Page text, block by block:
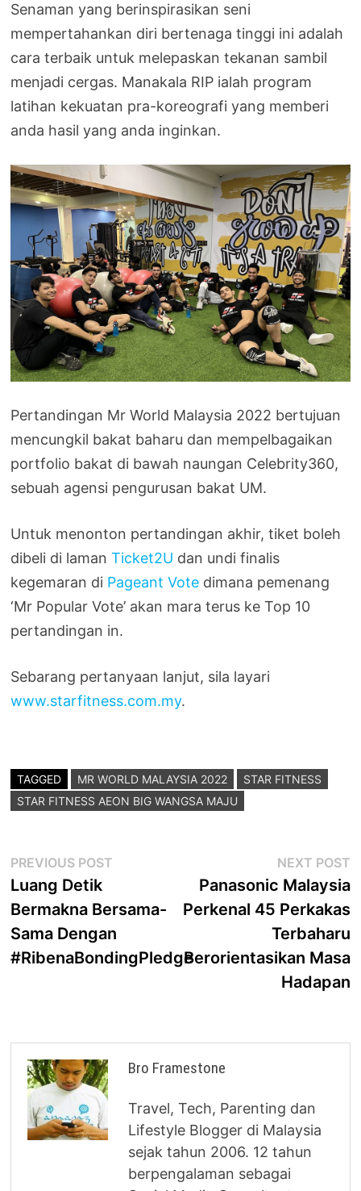
Senaman yang berinspirasikan seni
mempertahankan diri bertenaga tinggi ini adalah
cara terbaik untuk melepaskan tekanan sambil
menjadi cergas. Manakala RIP ialah program
latihan kekuatan pra-koreografi yang memberi
anda hasil yang anda inginkan.
Pertandingan Mr World Malaysia 2022 bertujuan
mencungkil bakat baharu dan mempelbagaikan
portfolio bakat di bawah naungan Celebrity360,
sebuah agensi pengurusan bakat UM.
Untuk menonton pertandingan akhir, tiket boleh
dibeli di lamanTicket2U dan undi finalis
kegemaran di Pageant Vote dimana pemenang
‘Mr Popular Vote’ akan mara terus ke Top 10
pertandingan in.
Sebarang pertanyaan lanjut, sila layari
www.starfitness.com.my.
TAGGED MR WORLD MALAYSIA 2022
STAR FITNESS
STAR FITNESS AEON BIG WANGSA MAJU
Post
navigation
PREVIOUS POST
Luang Detik
Bermakna Bersama-
Sama Dengan
#RibenaBondingPledge
NEXT POST
Panasonic Malaysia
Perkenal 45 Perkakas
Terbaharu
Berorientasikan Masa
Hadapan
Bro Framestone
Travel, Tech, Parenting dan
Lifestyle Blogger di Malaysia
sejak tahun 2006. 12 tahun
berpengalaman sebagai